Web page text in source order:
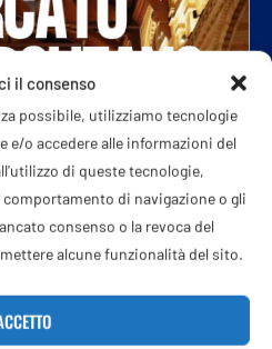
il consenso
possibile, utilizziamo tecnologie
e/o accedere alle informazioni del
di queste tecnologie,
di navigazione o gli
consenso o la revoca del
alcune funzionalità del sito.